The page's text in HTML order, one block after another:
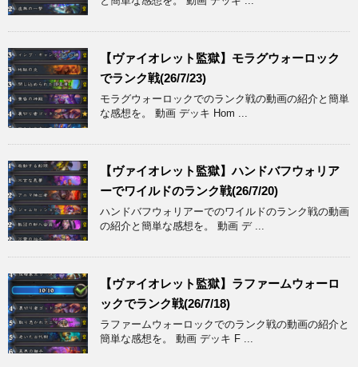
【ヴァイオレット監獄】モラグウォーロック
でランク戦(26/7/23)
モラグウォーロックでのランク戦の動画の紹介と簡単
な感想を。 動画 デッキ Hom ...
【ヴァイオレット監獄】ハンドバフウォリア
ーでワイルドのランク戦(26/7/20)
ハンドバフウォリアーでのワイルドのランク戦の動画
の紹介と簡単な感想を。 動画 デ ...
【ヴァイオレット監獄】ラファームウォーロ
ックでランク戦(26/7/18)
ラファームウォーロックでのランク戦の動画の紹介と
簡単な感想を。 動画 デッキ F ...